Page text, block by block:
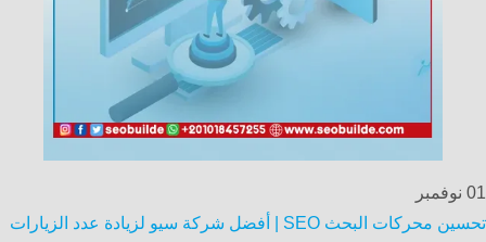
01 نوفمبر
تحسين محركات البحث SEO | أفضل شركة سيو لزيادة عدد الزيارات